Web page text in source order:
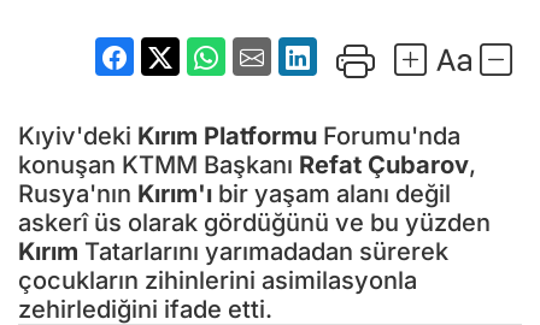
Kıyiv'deki Kırım Platformu Forumu'nda
konuşan KTMM Başkanı Refat Çubarov,
Rusya'nın Kırım'ı bir yaşam alanı değil
askerî üs olarak gördüğünü ve bu yüzden
Kırım Tatarlarını yarımadadan sürerek
çocukların zihinlerini asimilasyonla
zehirlediğini ifade etti.